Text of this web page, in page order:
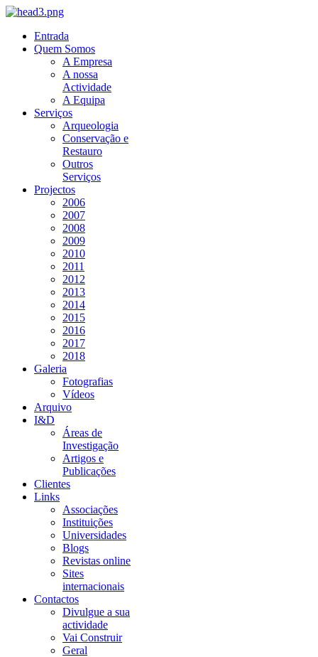
Entrada
Quem Somos
A Empresa
A nossa
Actividade
A Equipa
Serviços
Arqueologia
Conservação e
Restauro
Outros
Serviços
Projectos
2006
2007
2008
2009
2010
2011
2012
2013
2014
2015
2016
2017
2018
Galeria
Fotografias
Vídeos
Arquivo
I&D
Áreas de
Investigação
Artigos e
Publicações
Clientes
Links
Associações
Instituições
Universidades
Blogs
Revistas online
Sites
internacionais
Contactos
Divulgue a sua
actividade
Vai Construir
Geral